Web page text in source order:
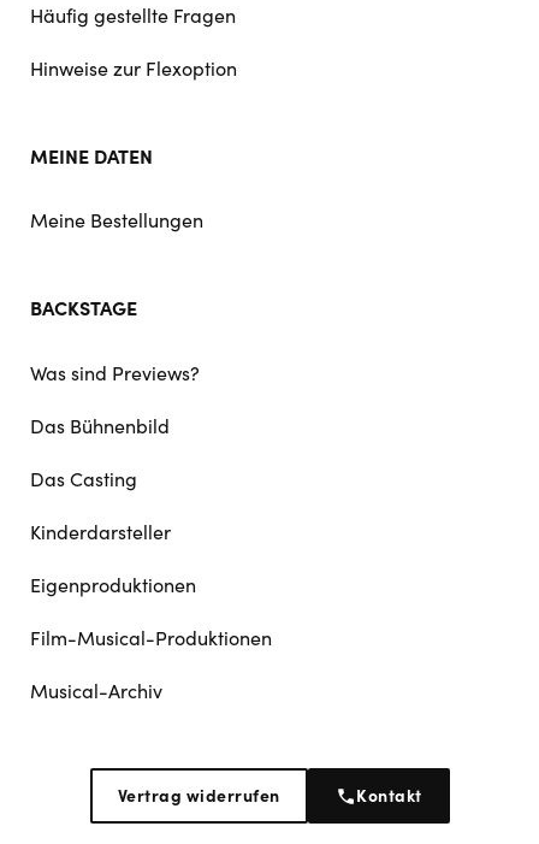
Häufig gestellte Fragen
Hinweise zur Flexoption
MEINE DATEN
Meine Bestellungen
BACKSTAGE
Was sind Previews?
Das Bühnenbild
Das Casting
Kinderdarsteller
Eigenproduktionen
Film-Musical-Produktionen
Musical-Archiv
Vertrag widerrufen Kontakt